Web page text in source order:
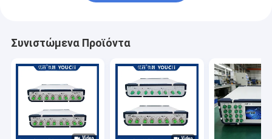
Συνιστώμενα Προϊόντα